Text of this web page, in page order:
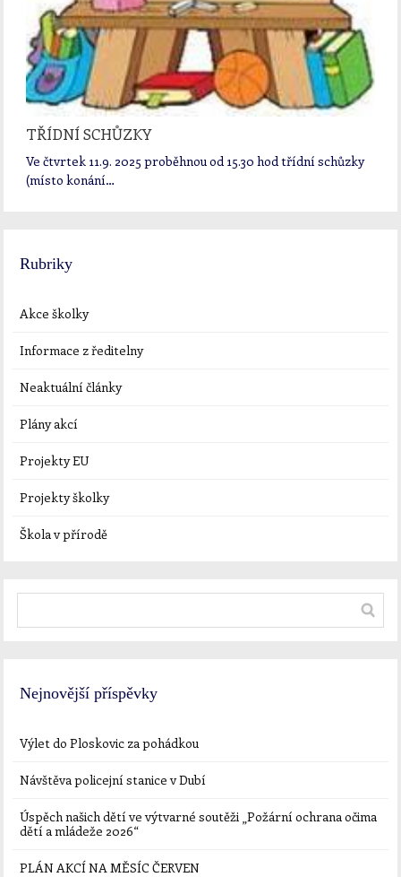
TŘÍDNÍ SCHŮZKY
Ve čtvrtek 11.9. 2025 proběhnou od 15.30 hod třídní schůzky
(místo konání…
Rubriky
Akce školky
Informace z ředitelny
Neaktuální články
Plány akcí
Projekty EU
Projekty školky
Škola v přírodě
Nejnovější příspěvky
Výlet do Ploskovic za pohádkou
Návštěva policejní stanice v Dubí
Úspěch našich dětí ve výtvarné soutěži „Požární ochrana očima
dětí a mládeže 2026“
PLÁN AKCÍ NA MĚSÍC ČERVEN